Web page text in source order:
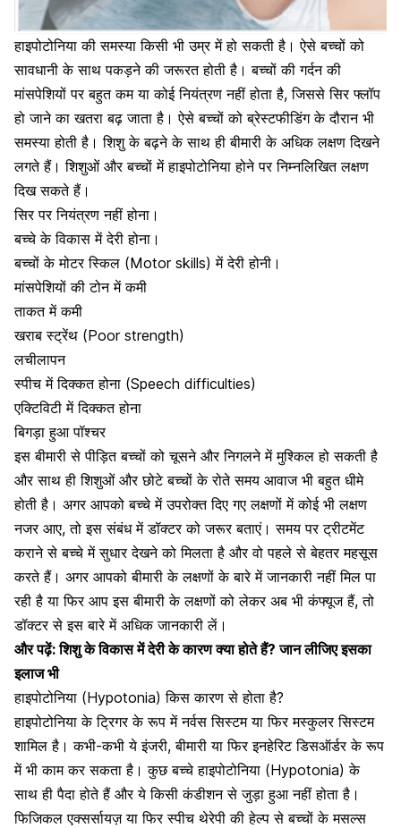
हाइपोटोनिया की समस्या किसी भी उम्र में हो सकती है। ऐसे बच्चों को
सावधानी के साथ पकड़ने की जरूरत होती है। बच्चों की गर्दन की
मांसपेशियों पर बहुत कम या कोई नियंत्रण नहीं होता है, जिससे सिर फ्लॉप
हो जाने का खतरा बढ़ जाता है। ऐसे बच्चों को ब्रेस्टफीडिंग के दौरान भी
समस्या होती है। शिशु के बढ़ने के साथ ही बीमारी के अधिक लक्षण दिखने
लगते हैं। शिशुओं और बच्चों में हाइपोटोनिया होने पर निम्नलिखित लक्षण
दिख सकते हैं।
सिर पर नियंत्रण नहीं होना।
बच्चे के विकास में देरी होना।
बच्चों केमोटर स्किल (Motor skills) में देरी होनी।
मांसपेशियों की टोन में कमी
ताकत में कमी
खराब स्ट्रेंथ (Poor strength)
लचीलापन
स्पीच में दिक्कत होना (Speech difficulties)
एक्टिविटी में दिक्कत होना
बिगड़ा हुआ पॉश्चर
इस बीमारी से पीड़ित बच्चों को चूसने और निगलने में मुश्किल हो सकती है
और साथ ही शिशुओं और छोटे बच्चों के रोते समय आवाज भी बहुत धीमे
होती है। अगर आपको बच्चे में उपरोक्त दिए गए लक्षणों में कोई भी लक्षण
नजर आए, तो इस संबंध में डॉक्टर को जरूर बताएं। समय पर ट्रीटमेंट
कराने से बच्चे में सुधार देखने को मिलता है और वो पहले से बेहतर महसूस
करते हैं। अगर आपको बीमारी के लक्षणों के बारे में जानकारी नहीं मिल पा
रही है या फिर आप इस बीमारी के लक्षणों को लेकर अब भी कंफ्यूज हैं, तो
डॉक्टर से इस बारे में अधिक जानकारी लें।
और पढ़ें:शिशु के विकास में देरी के कारण क्या होते हैं? जान लीजिए इसका
इलाज भी
हाइपोटोनिया (Hypotonia) किस कारण से होता है?
हाइपोटोनिया के ट्रिगर के रूप में नर्वस सिस्टम या फिर मस्कुलर सिस्टम
शामिल है। कभी-कभी ये इंजरी, बीमारी या फिर इनहेरिट डिसऑर्डर के रूप
में भी काम कर सकता है। कुछ बच्चे हाइपोटोनिया (Hypotonia) के
साथ ही पैदा होते हैं और ये किसी कंडीशन से जुड़ा हुआ नहीं होता है।
फिजिकल एक्सर्सायज़ या फिरस्पीच थेरेपी की हेल्प से बच्चों के मसल्स